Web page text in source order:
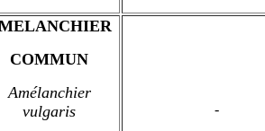
COMMUN
Amélanchier
vulgaris
-